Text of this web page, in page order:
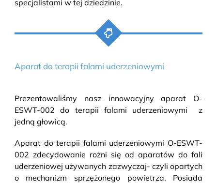
specjalistami w tej dziedzinie.
Aparat do terapii falami uderzeniowymi
Prezentowaliśmy nasz innowacyjnyaparat O-
ESWT-002 do terapii falami uderzeniowymi z
jedną głowicą.
Aparat do terapii falami uderzeniowymi O-ESWT-
002 zdecydowanie rożni się od aparatów do fali
uderzeniowej używanych zazwyczaj- czyli opartych
o mechanizm sprzężonego powietrza. Posiada